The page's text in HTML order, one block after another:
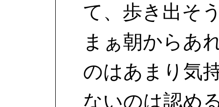
て、歩き出そ
まぁ朝からあ
のはあまり気
ないのは認め